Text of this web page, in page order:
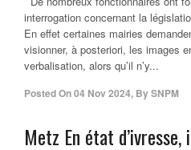
interrogation concernant la
En effet certaines mairies
visionner, à posteriori, les images
verbalisation, alors qu’il n’y...
Posted On04 Nov 2024, BySNPM
Metz En état